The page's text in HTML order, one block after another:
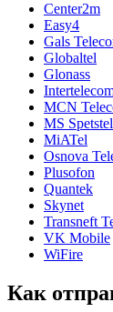
Center2m
Easy4
Gals
Globaltel
Glonass
MCN
MS
MiATel
Osnova
Plusofon
Quantek
Skynet
Transneft
VK Mobile
WiFire
Как